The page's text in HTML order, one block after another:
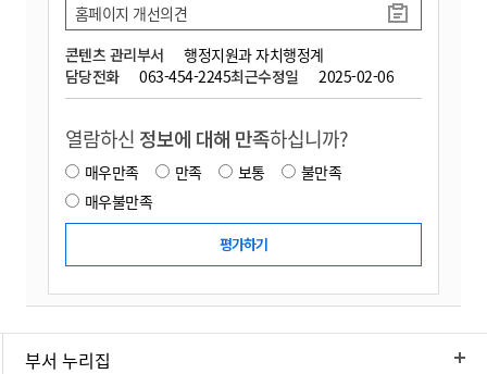
콘텐츠 관리부서
행정지원과 자치행정계
담당전화
063-454-2245최근수정일 2025-02-06
홈페이지 개선의견
열람하신 정보에 대해 만족하십니까?
매우만족 만족 보통
불만족
매우불만족
부서 누리집